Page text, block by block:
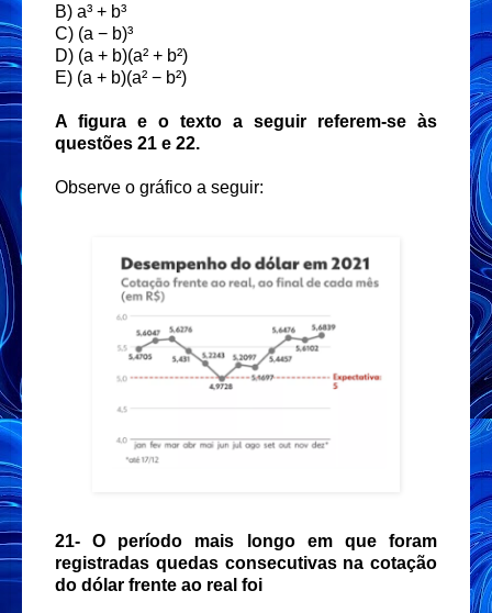
B) a³ + b³
C) (a − b)³
D) (a + b)(a² + b²)
E) (a + b)(a² − b²)
A figura e o texto a seguir referem-se às
questões 21 e 22.
Observe o gráfico a seguir:
21- O período mais longo em que foram
registradas quedas consecutivas na cotação
do dólar frente ao real foi